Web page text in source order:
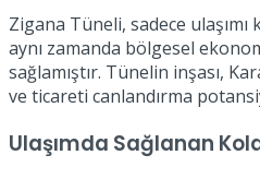
Zigana Tüneli, sadece ulaşımı
aynı zamanda bölgesel
sağlamıştır. Tünelin inşası,
ve ticareti canlandırma
Ulaşımda Sağlanan